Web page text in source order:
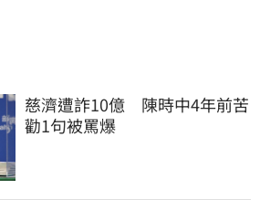
慈濟遭詐10億　陳時中4年前苦
勸1句被罵爆